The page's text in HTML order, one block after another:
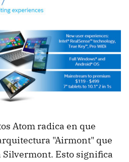
Atom radica en que
"Airmont" que
Silvermont. Esto significa